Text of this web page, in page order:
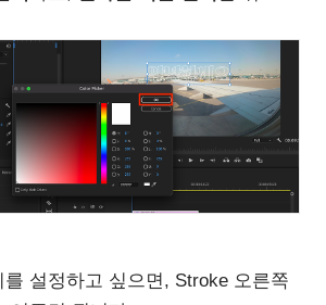
설정하고 싶으면, Stroke 오른쪽